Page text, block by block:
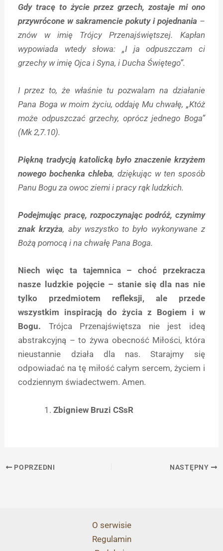
Gdy tracę to życie przez grzech, zostaje mi ono
przywrócone w sakramencie pokuty i pojednania –
znów w imię Trójcy Przenajświętszej. Kapłan
wypowiada wtedy słowa: „I ja odpuszczam ci
grzechy w imię Ojca i Syna, i Ducha Świętego”.
I przez to, że właśnie tu pozwalam na działanie
Pana Boga w moim życiu, oddaję Mu chwałę, „Któż
może odpuszczać grzechy, oprócz jednego Boga”
(Mk 2,7.10).
Piękną tradycją katolicką było znaczenie krzyżem
nowego bochenka chleba, dziękując w ten sposób
Panu Bogu za owoc ziemi i pracy rąk ludzkich.
Podejmując pracę, rozpoczynając podróż, czynimy
znak krzyża, aby wszystko to było wykonywane z
Bożą pomocą i na chwałę Pana Boga.
Niech więc ta tajemnica – choć przekracza
nasze ludzkie pojęcie – stanie się dla nas nie
tylko przedmiotem refleksji, ale przede
wszystkim inspiracją do życia z Bogiem i w
Bogu. Trójca Przenajświętsza nie jest ideą
abstrakcyjną – to żywa obecność Miłości, która
nieustannie działa dla nas. Starajmy się
odpowiadać na tę miłość całym sercem, życiem i
codziennym świadectwem. Amen.
Zbigniew Bruzi CSsR
POPRZEDNI NASTĘPNY
O serwisie
Regulamin